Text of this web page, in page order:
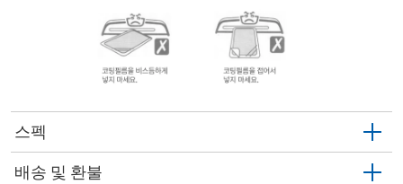
스펙
배송 및 환불